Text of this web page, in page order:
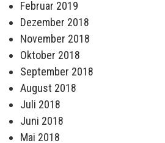
Februar 2019
Dezember 2018
November 2018
Oktober 2018
September 2018
August 2018
Juli 2018
Juni 2018
Mai 2018